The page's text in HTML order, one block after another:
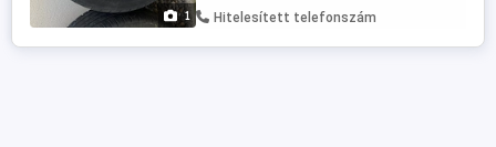
1 Hitelesített telefonszám